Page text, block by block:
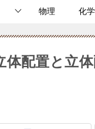
物理 化学
配置と立